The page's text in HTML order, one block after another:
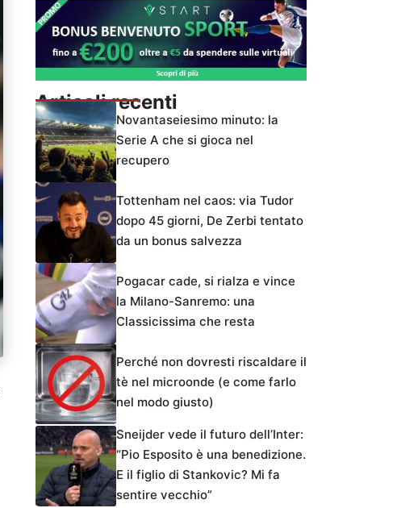
Articoli recenti
Novantaseiesimo minuto: la
Serie A che si gioca nel
recupero
Tottenham nel caos: via Tudor
dopo 45 giorni, De Zerbi tentato
da un bonus salvezza
Pogacar cade, si rialza e vince
la Milano-Sanremo: una
Classicissima che resta
Perché non dovresti riscaldare il
tè nel microonde (e come farlo
nel modo giusto)
Sneijder vede il futuro dell’Inter:
“Pio Esposito è una benedizione.
E il figlio di Stankovic? Mi fa
sentire vecchio”